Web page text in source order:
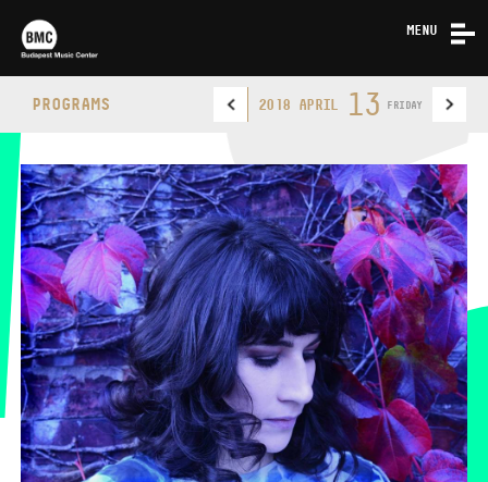
MENU
ABOUT US
CONTACT
BUDAPEST MUSIC CENTER
PHONE
PHONE
TICKET OFFICE
OPENING HOURS
PROGRAMS 2018 APRIL 13 FRIDAY